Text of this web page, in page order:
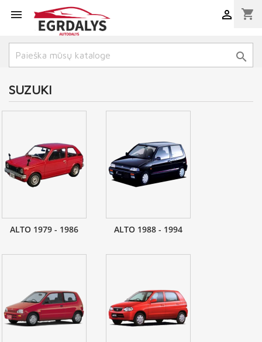
 shopping_cart


SUZUKI
ALTO 1979 - 1986 ALTO 1988 - 1994